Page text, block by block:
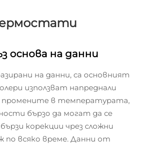
основа на данни
на данни, са основният
използват напреднали
промените в температурата,
бързо да могат да се
корекции чрез сложни
по всяко време. Данни от